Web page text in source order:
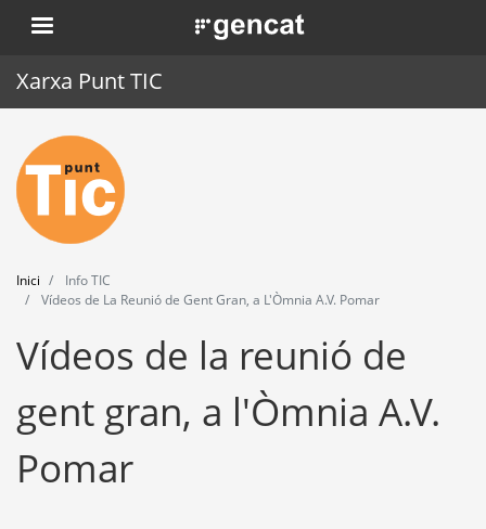
Vés
al
. Obre en una nova finestra.
Xarxa Punt TIC
Inici
Punt TIC
Actualitat
Agenda
Formació
Inici
Info TIC
Vídeos de La Reunió de Gent Gran, a L'Òmnia A.V. Pomar
Vídeos de la reunió de
gent gran, a l'Òmnia A.V.
Pomar